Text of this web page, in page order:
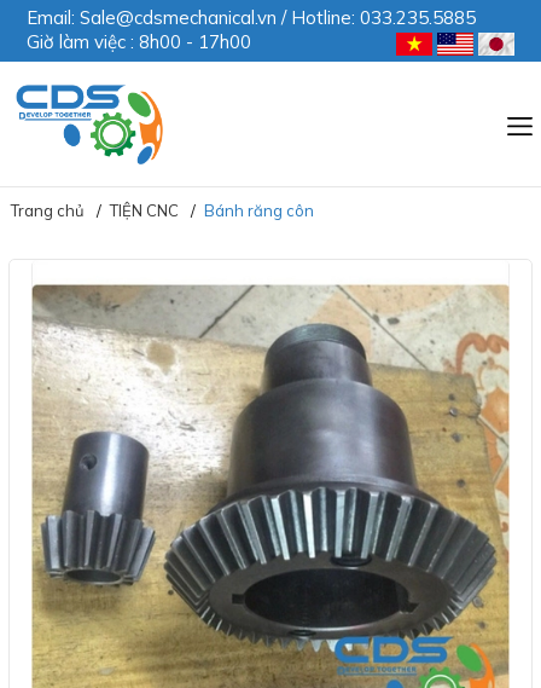
Email: Sale@cdsmechanical.vn / Hotline: 033.235.5885
Giờ làm việc : 8h00 - 17h00
Trang chủ TIỆN CNC Bánh răng côn